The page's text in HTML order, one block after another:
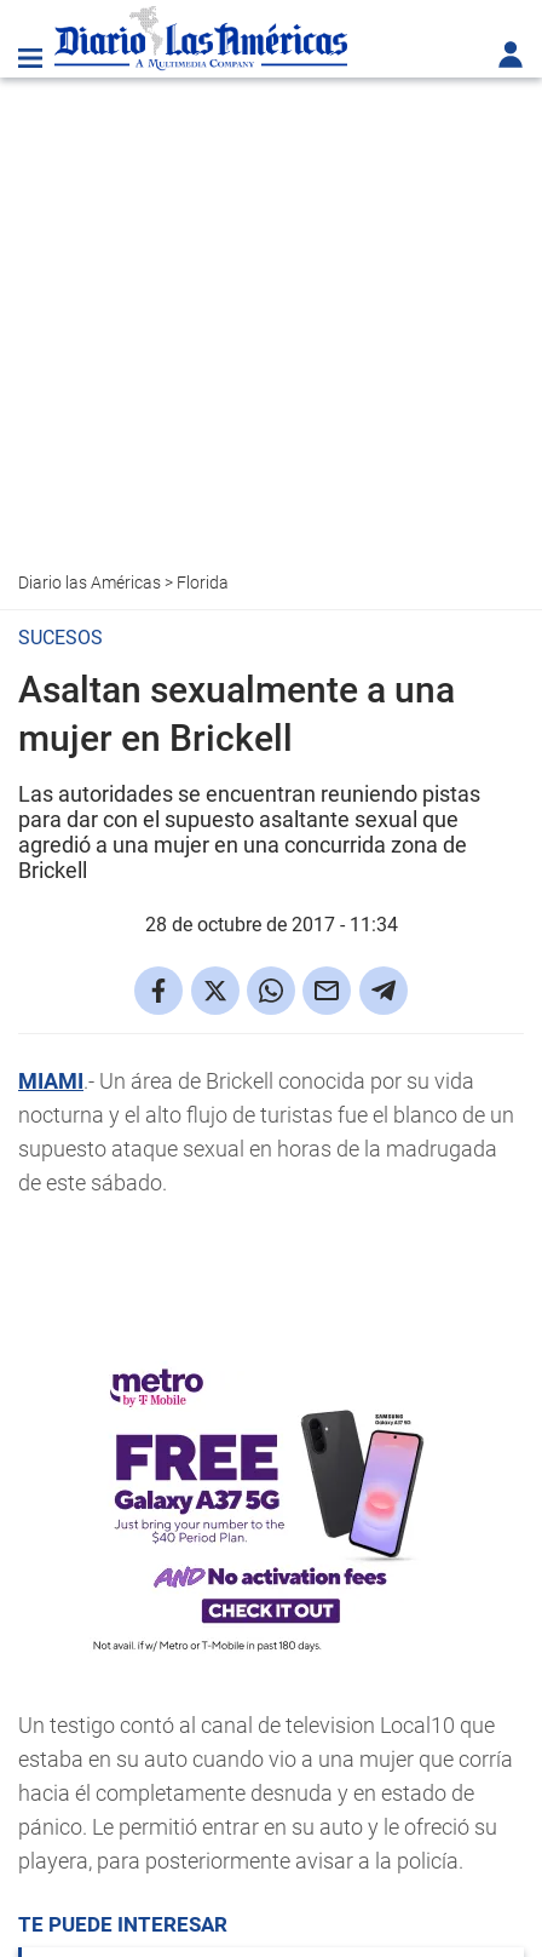
Diario las Américas> Florida
SUCESOS
Asaltan sexualmente a una
mujer en Brickell
Las autoridades se encuentran reuniendo pistas
para dar con el supuesto asaltante sexual que
agredió a una mujer en una concurrida zona de
Brickell
28 de octubre de 2017 - 11:34
MIAMI.- Un área de Brickell conocida por su vida
nocturna y el alto flujo de turistas fue el blanco de un
supuesto ataque sexual en horas de la madrugada
de este sábado.
Un testigo contó al canal de television Local10 que
estaba en su auto cuando vio a una mujer que corría
hacia él completamente desnuda y en estado de
pánico. Le permitió entrar en su auto y le ofreció su
playera, para posteriormente avisar a la policía.
TE PUEDE INTERESAR